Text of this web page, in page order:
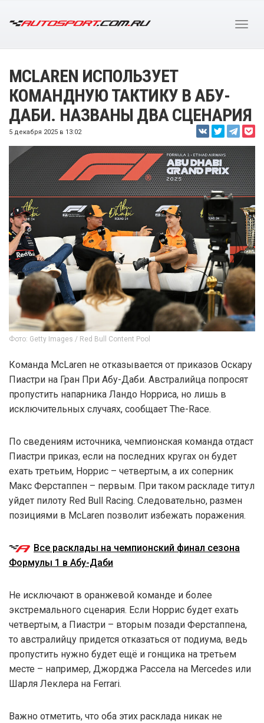
MCLAREN ИСПОЛЬЗУЕТ
КОМАНДНУЮ ТАКТИКУ В АБУ-
ДАБИ. НАЗВАНЫ ДВА СЦЕНАРИЯ
5 декабря 2025 в 13:02
Фото: Getty Images / Red Bull Content Pool
Команда McLaren не отказывается от приказов Оскару
Пиастри на Гран При Абу-Даби. Австралийца попросят
пропустить напарника Ландо Норриса, но лишь в
исключительных случаях, сообщает The-Race.
По сведениям источника, чемпионская команда отдаст
Пиастри приказ, если на последних кругах он будет
ехать третьим, Норрис – четвертым, а их соперник
Макс Ферстаппен – первым. При таком раскладе титул
уйдет пилоту Red Bull Racing. Следовательно, размен
позициями в McLaren позволит избежать поражения.
Все расклады на чемпионский финал сезона
Формулы 1 в Абу-Даби
Не исключают в оранжевой команде и более
экстремального сценария. Если Норрис будет ехать
четвертым, а Пиастри – вторым позади Ферстаппена,
то австралийцу придется отказаться от подиума, ведь
пропустить нужно будет ещё и гонщика на третьем
месте – например, Джорджа Рассела на Mercedes или
Шарля Леклера на Ferrari.
Важно отметить, что оба этих расклада никак не